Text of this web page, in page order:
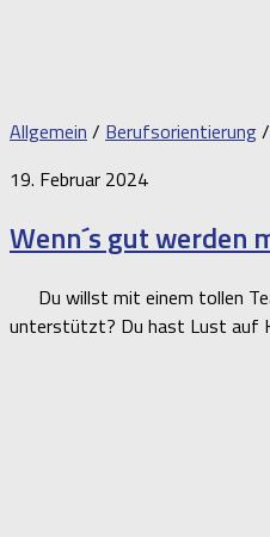
Allgemein / Berufsorientierung/
19. Februar 2024
Wenn´s gut werden
Du willst mit einem tollen
unterstützt? Du hast Lust auf